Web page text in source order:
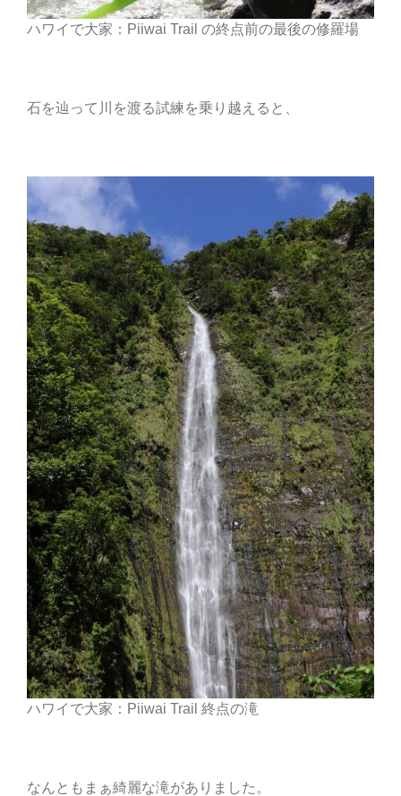
ハワイで大家：Piiwai Trail の終点前の最後の修羅場
石を辿って川を渡る試練を乗り越えると、
ハワイで大家：Piiwai Trail 終点の滝
なんともまぁ綺麗な滝がありました。